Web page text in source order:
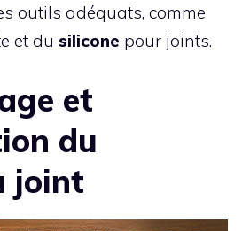
outils adéquats, comme
et du silicone pour joints.
et
du
joint